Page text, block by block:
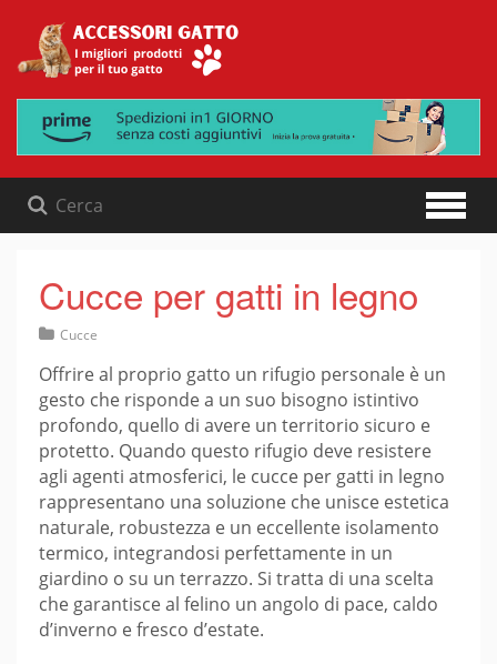
content
Cucce per gatti in legno
Cucce
Offrire al proprio gatto un rifugio personale è un
gesto che risponde a un suo bisogno istintivo
profondo, quello di avere un territorio sicuro e
protetto. Quando questo rifugio deve resistere
agli agenti atmosferici, le cucce per gatti in legno
rappresentano una soluzione che unisce estetica
naturale, robustezza e un eccellente isolamento
termico, integrandosi perfettamente in un
giardino o su un terrazzo. Si tratta di una scelta
che garantisce al felino un angolo di pace, caldo
d’inverno e fresco d’estate.